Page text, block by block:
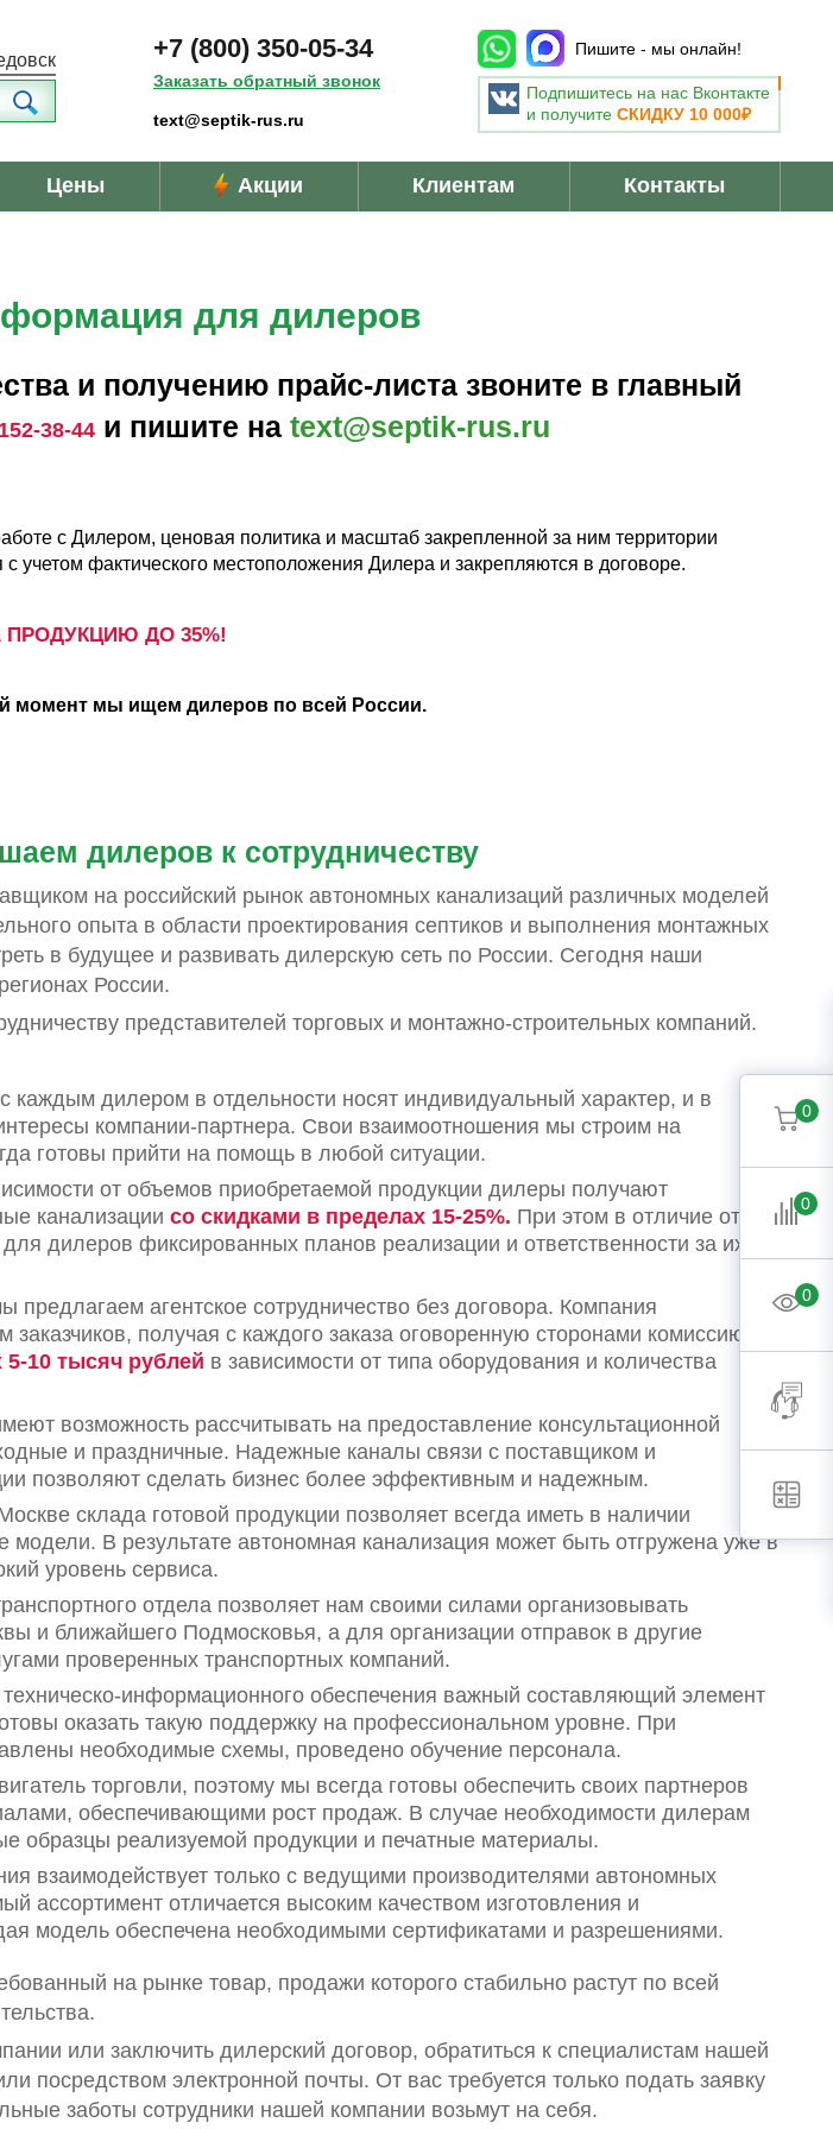
+7 (800) 350-05-34
Заказать обратный звонок
text@septik-rus.ru
Пишите - мы онлайн!
Подпишитесь на нас Вконтакте
и получите СКИДКУ 10 000₽
Цены Акции Клиентам Контакты
для дилеров
и получению прайс-листа звоните в главный
38-44и пишите на text@septik-rus.ru
с Дилером, ценовая политика и масштаб закрепленной за ним территории
учетом фактического местоположения Дилера и закрепляются в договоре.
ПРОДУКЦИЮ ДО 35%!
момент мы ищем дилеров по всей России.
дилеров к сотрудничеству
на российский рынок автономных канализаций различных моделей
опыта в области проектирования септиков и выполнения монтажных
в будущее и развивать дилерскую сеть по России. Сегодня наши
России.
представителей торговых и монтажно-строительных компаний.
каждым дилером в отдельности носят индивидуальный характер, и в
компании-партнера. Свои взаимоотношения мы строим на
готовы прийти на помощь в любой ситуации.
от объемов приобретаемой продукции дилеры получают
канализации со скидками в пределах 15-25%. При этом в отличие от
дилеров фиксированных планов реализации и ответственности за их
предлагаем агентское сотрудничество без договора. Компания
заказчиков, получая с каждого заказа оговоренную сторонами комиссию.
5-10 тысяч рублей в зависимости от типа оборудования и количества
возможность рассчитывать на предоставление консультационной
и праздничные. Надежные каналы связи с поставщиком и
позволяют сделать бизнес более эффективным и надежным.
склада готовой продукции позволяет всегда иметь в наличии
В результате автономная канализация может быть отгружена уже в
уровень сервиса.
отдела позволяет нам своими силами организовывать
и ближайшего Подмосковья, а для организации отправок в другие
проверенных транспортных компаний.
информационного обеспечения важный составляющий элемент
оказать такую поддержку на профессиональном уровне. При
необходимые схемы, проведено обучение персонала.
торговли, поэтому мы всегда готовы обеспечить своих партнеров
обеспечивающими рост продаж. В случае необходимости дилерам
образцы реализуемой продукции и печатные материалы.
взаимодействует только с ведущими производителями автономных
ассортимент отличается высоким качеством изготовления и
модель обеспечена необходимыми сертификатами и разрешениями.
на рынке товар, продажи которого стабильно растут по всей
или заключить дилерский договор, обратиться к специалистам нашей
посредством электронной почты. От вас требуется только подать заявку
заботы сотрудники нашей компании возьмут на себя.
0
0
0